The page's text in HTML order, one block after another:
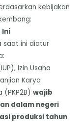
kebijakan
Ini
saat ini diatur
Izin Usaha
Karya
(PKP2B)wajib
dalam negeri
produksi tahun